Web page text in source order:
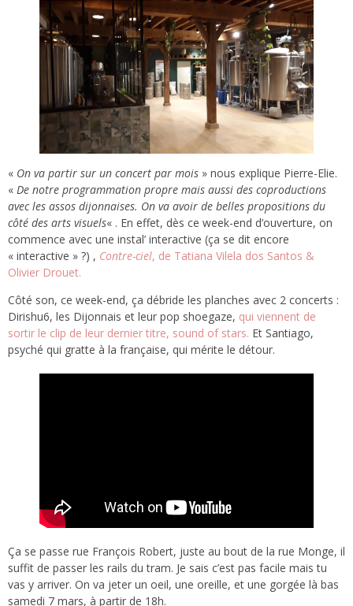
« On va partir sur un concert par mois » nous explique Pierre-Elie.
« De notre programmation propre mais aussi des coproductions
avec les assos dijonnaises. On va avoir de belles propositions du
côté des arts visuels« . En effet, dès ce week-end d’ouverture, on
commence avec une instal’ interactive (ça se dit encore
« interactive » ?) , Contre-ciel, de Tatiana Vilela dos Santos &
Olivier Drouet.
Côté son, ce week-end, ça débride les planches avec 2 concerts :
Dirishu6, les Dijonnais et leur pop shoegaze, qui viennent de
sortir le clip de leur dernier titre, sound of stars. Et Santiago,
psyché qui gratte à la française, qui mérite le détour.
Ça se passe rue François Robert, juste au bout de la rue Monge, il
suffit de passer les rails du tram. Je sais c’est pas facile mais tu
vas y arriver. On va jeter un oeil, une oreille, et une gorgée là bas
samedi 7 mars, à partir de 18h.